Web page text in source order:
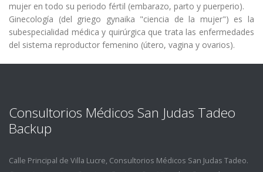
mujer en todo su periodo fértil (embarazo, parto y puerperio).
Ginecologí­a (del griego gynaika "ciencia de la mujer") es la
subespecialidad médica y quirúrgica que trata las enfermedades
del sistema reproductor femenino (útero, vagina y ovarios).
Consultorios Médicos San Judas Tadeo
Backup
Calle Principal de Villa Lucre, Consultorios Médicos San Judas Tadeo.